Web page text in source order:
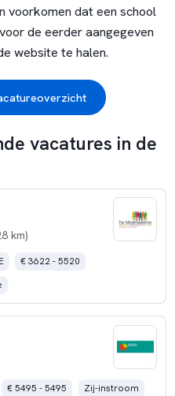
voorkomen dat een school
de eerder aangegeven
website te halen.
vacatures in de
km)
€ 3622 - 5520
€ 5495 - 5495 Zij-instroom